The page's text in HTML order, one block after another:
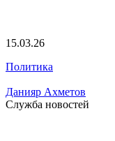
15.03.26
Политика
Данияр Ахметов
Служба новостей